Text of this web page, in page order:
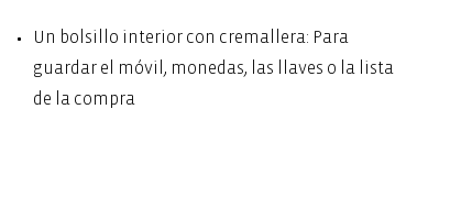
Un bolsillo interior con cremallera: Para
guardar el móvil, monedas, las llaves o la lista
de la compra